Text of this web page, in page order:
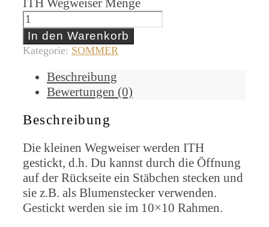
In den Warenkorb
Kategorie: SOMMER
Beschreibung
Bewertungen (0)
Beschreibung
Die kleinen Wegweiser werden ITH
gestickt, d.h. Du kannst durch die Öffnung
auf der Rückseite ein Stäbchen stecken und
sie z.B. als Blumenstecker verwenden.
Gestickt werden sie im 10×10 Rahmen.